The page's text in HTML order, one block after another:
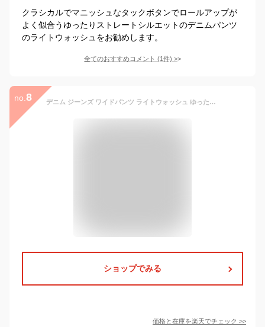
クラシカルでマニッシュなタックボタンでロールアップが
よく似合うゆったりストレートシルエットのデニムパンツ
のライトウォッシュをお勧めします。
全てのおすすめコメント (1件) >
no. 8 デニム ジーンズ ワイドパンツ ライトウォッシュ ゆったり レディース ボトムス
ショップでみる
価格と在庫を楽天でチェック >>